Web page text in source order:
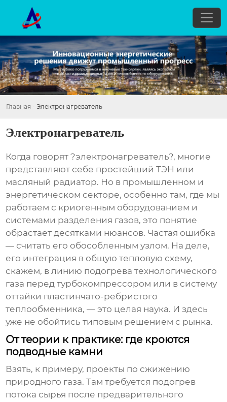
Главная - Электронагреватель
Электронагреватель
Когда говорят ?электронагреватель?, многие
представляют себе простейший ТЭН или
масляный радиатор. Но в промышленном и
энергетическом секторе, особенно там, где мы
работаем с криогенным оборудованием и
системами разделения газов, это понятие
обрастает десятками нюансов. Частая ошибка
— считать его обособленным узлом. На деле,
его интеграция в общую тепловую схему,
скажем, в линию подогрева технологического
газа перед турбокомпрессором или в систему
оттайки пластинчато-ребристого
теплообменника, — это целая наука. И здесь
уже не обойтись типовым решением с рынка.
От теории к практике: где кроются
подводные камни
Взять, к примеру, проекты по сжижению
природного газа. Там требуется подогрев
потока сырья после предварительного